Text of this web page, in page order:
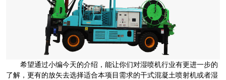
希望通过小编今天的介绍，能让你们对湿喷机行业有更进一步的
了解，更有的放矢去选择适合本项目需求的干式混凝土喷射机或者湿